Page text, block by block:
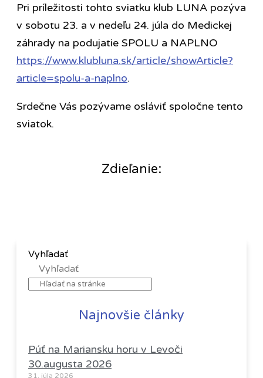
Pri príležitosti tohto sviatku klub LUNA pozýva
v sobotu 23. a v nedeľu 24. júla do Medickej
záhrady na podujatie SPOLU a NAPLNO
https://www.klubluna.sk/article/showArticle?
article=spolu-a-naplno.
Srdečne Vás pozývame osláviť spoločne tento
sviatok.
Zdieľanie:
Vyhľadať
Vyhľadať
Najnovšie články
Púť na Mariansku horu v Levoči
30.augusta 2026
31. júla 2026